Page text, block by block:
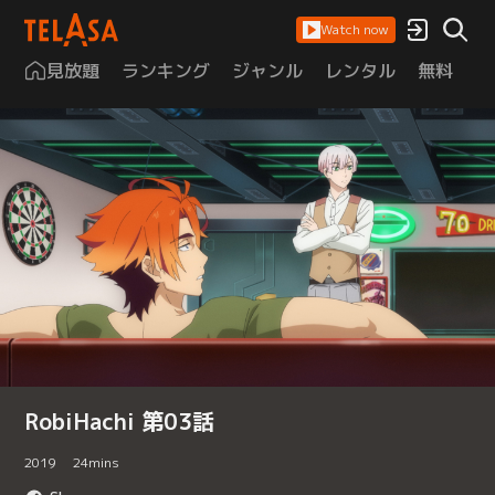
Watch now
見放題 ランキング ジャンル レンタル 無料
RobiHachi 第03話
2019 24mins